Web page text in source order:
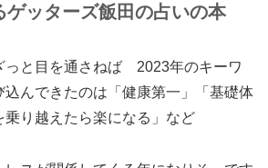
ゲッターズ飯田の占いの本
と目を通さねば 2023年のキーワ
込んできたのは「健康第一」「基礎体
乗り越えたら楽になる」など